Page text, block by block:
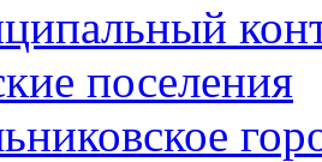
поселения